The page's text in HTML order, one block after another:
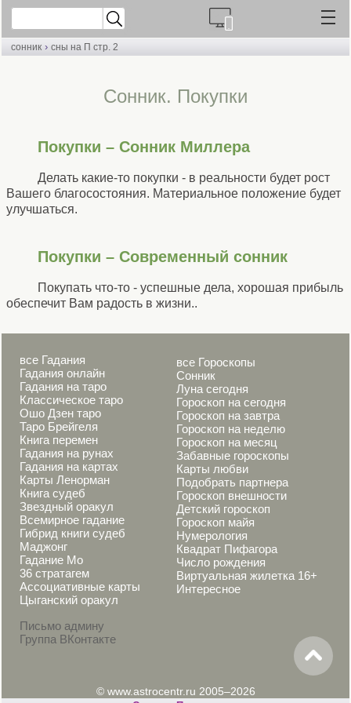
сонник › сны на П стр. 2
Cонник. Покупки
Покупки – Сонник Миллера
Делать какие-то покупки - в реальности будет рост
Вашего благосостояния. Материальное положение будет
улучшаться.
Покупки – Современный сонник
Покупать что-то - успешные дела, хорошая прибыль
обеспечит Вам радость в жизни..
все Гадания
Гадания онлайн
Гадания на таро
Классическое таро
Ошо Дзен таро
Таро Брейгеля
Книга перемен
Гадания на рунах
Гадания на картах
Карты Ленорман
Книга судеб
Звездный оракул
Всемирное гадание
Гибрид книги судеб
Маджонг
Гадание Мо
36 стратагем
Ассоциативные карты
Цыганский оракул
Письмо админу
Группа ВКонтакте
все Гороскопы
Сонник
Луна сегодня
Гороскоп на сегодня
Гороскоп на завтра
Гороскоп на неделю
Гороскоп на месяц
Забавные гороскопы
Карты любви
Подобрать партнера
Гороскоп внешности
Детский гороскоп
Гороскоп майя
Нумерология
Квадрат Пифагора
Число рождения
Виртуальная жилетка 16+
Интересное
© www.astrocentr.ru 2005–2026